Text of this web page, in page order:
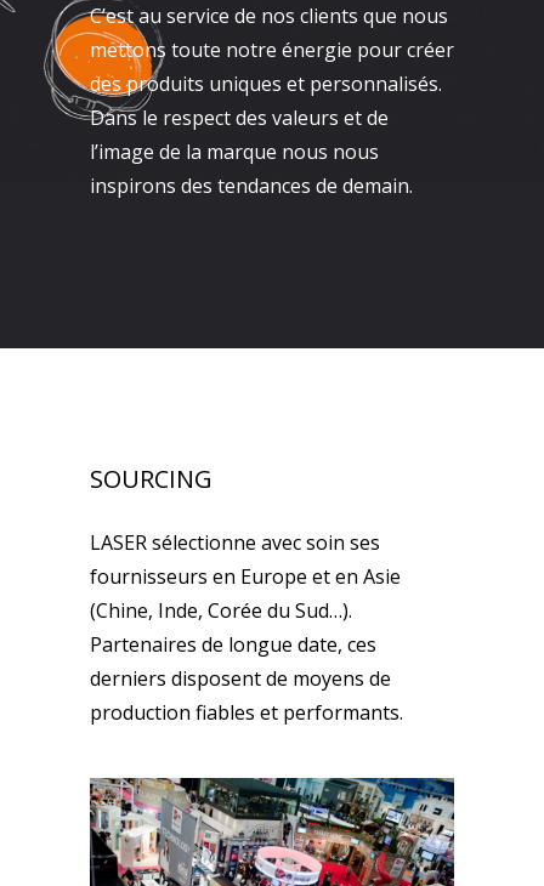
C’est au service de nos clients que nous
mettons toute notre énergie pour créer
des produits uniques et personnalisés.
Dans le respect des valeurs et de
l’image de la marque nous nous
inspirons des tendances de demain.
SOURCING
LASER sélectionne avec soin ses
fournisseurs en Europe et en Asie
(Chine, Inde, Corée du Sud…).
Partenaires de longue date, ces
derniers disposent de moyens de
production fiables et performants.